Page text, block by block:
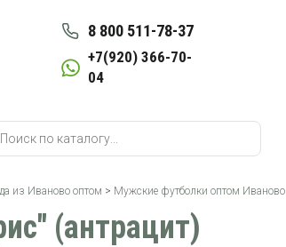
8 800 511-78-37
+7(920) 366-70-
04
из Иваново оптом > Мужские футболки оптом Иваново
(антрацит)